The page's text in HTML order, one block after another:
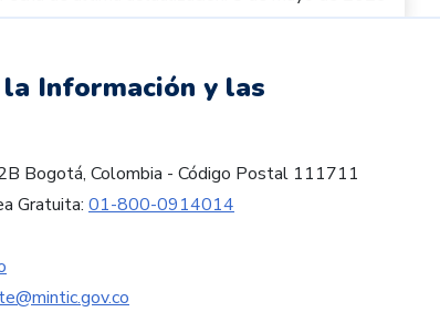
Información y las
Bogotá, Colombia - Código Postal 111711
Gratuita: 01-800-0914014